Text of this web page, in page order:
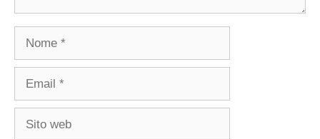
Nome
Email
Sito